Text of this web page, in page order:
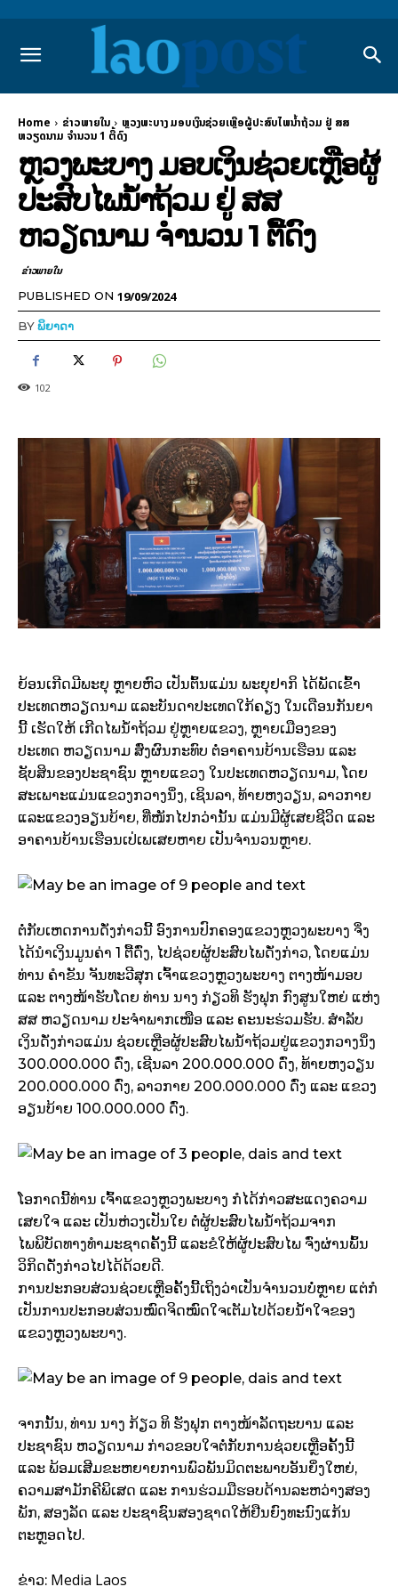
Home ຂ່າວພາຍ​ໃນ
ຫຼວງພະບາງ ມອບເງິນຊ່ວຍເຫຼືອຜູ້ປະສົບໄພນໍ້າຖ້ວມ ຢູ່ ສສ
ຫວຽດນາມ ຈຳນວນ 1 ຕື້ດົງ
ຫຼວງພະບາງ ມອບເງິນຊ່ວຍເຫຼືອຜູ້
ປະສົບໄພນໍ້າຖ້ວມ ຢູ່ ສສ
ຫວຽດນາມ ຈຳນວນ 1 ຕື້ດົງ
ຂ່າວພາຍ​ໃນ
PUBLISHED ON 19/09/2024
BYພິຍາດາ
102
ຍ້ອນເກີດມີພະຍຸ ຫຼາຍຫົວ ເປັນຕົ້ນແມ່ນ ພະຍຸຢາກິ ໄດ້ພັດເຂົ້າ
ປະເທດຫວຽດນາມ ແລະບັນດາປະເທດໃກ້ຄຽງ ໃນເດືອນກັນຍາ
ນີ້ ເຮັດໃຫ້ ເກີດໄພນໍ້າຖ້ວມ ຢູ່ຫຼາຍແຂວງ, ຫຼາຍເມືອງຂອງ
ປະເທດ ຫວຽດນາມ ສົ່ງຜົນກະທົບ ຕໍ່ອາຄານບ້ານເຮືອນ ແລະ
ຊັບສິນຂອງປະຊາຊົນ ຫຼາຍແຂວງ ໃນປະເທດຫວຽດນາມ, ໂດຍ
ສະເພາະແມ່ນແຂວງກວາງນິ່ງ, ເຊິນລາ, ທ້າຍຫງວຽນ, ລາວກາຍ
ແລະແຂວງອຽນບ້າຍ, ທີ່ໜັກໄປກວ່ານັ້ນ ແມ່ນມີຜູ້ເສຍຊີວິດ ແລະ
ອາຄານບ້ານເຮືອນເປ່ເພເສຍຫາຍ ເປັນຈໍານວນຫຼາຍ.
ຕໍ່ກັບເຫດການດັ່ງກ່າວນີ້ ອົງການປົກຄອງແຂວງຫຼວງພະບາງ ຈິ່ງ
ໄດ້ນໍາເງິນມູນຄ່າ 1 ຕື້ດົ່ງ, ໄປຊ່ວຍຜູ້ປະສົບໄພດັ່ງກ່າວ, ໂດຍແມ່ນ
ທ່ານ ຄໍາຂັນ ຈັນທະວີສຸກ ເຈົ້າແຂວງຫຼວງພະບາງ ຕາງໜ້າມອບ
ແລະ ຕາງໜ້າຮັບໂດຍ ທ່ານ ນາງ ກ່ຽວທິ ຮັງຟຸກ ກົງສູນໃຫຍ່ ແຫ່ງ
ສສ ຫວຽດນາມ ປະຈໍາພາກເໜືອ ແລະ ຄະນະຮ່ວມຮັບ.​ ສໍາລັບ
ເງິນດັ່ງກ່າວແມ່ນ ຊ່ວຍເຫຼືອຜູ້ປະສົບໄພນໍ້າຖ້ວມຢູ່ແຂວງກວາງນິ່ງ
300.000.000 ດົ່ງ, ເຊີນລາ 200.000.000 ດົ່ງ, ທ້າຍຫງວຽນ
200.000.000 ດົ່ງ, ລາວກາຍ 200.000.000 ດົ່ງ ແລະ ແຂວງ
ອຽນບ້າຍ 100.000.000 ດົ່ງ.
ໂອກາດນີ້ທ່ານ ເຈົ້າແຂວງຫຼວງພະບາງ ກໍໄດ້ກ່າວສະແດງຄວາມ
ເສຍໃຈ ແລະ ເປັນຫ່ວງເປັນໃຍ ຕໍ່ຜູ້ປະສົບໄພນໍ້າຖ້ວມຈາກ
ໄພພິບັດທາງທໍາມະຊາດຄັ້ງນີ້ ແລະຂໍໃຫ້ຜູ້ປະສົບໄພ ຈົ່ງຜ່ານພົ້ນ
ວິກິດດັ່ງກ່າວໄປໄດ້ດ້ວຍດີ.
ການປະກອບສ່ວນຊ່ວຍເຫຼືອຄັ້ງນີ້ເຖິງວ່າເປັນຈຳນວນບໍ່ຫຼາຍ ແຕ່ກໍ
ເປັນການປະກອບສ່ວນໝົດຈິດໝົດໃຈເຕັມໄປດ້ວຍນ້ຳໃຈຂອງ
ແຂວງຫຼວງພະບາງ.
ຈາກນັ້ນ, ທ່ານ ນາງ ກ້ຽວ ທິ ຮັງຟຸກ ຕາງໜ້າລັດຖະບານ ແລະ
ປະຊາຊົນ ຫວຽດນາມ ກ່າວຂອບໃຈຕໍ່ກັບການຊ່ວຍເຫຼືອຄັ້ງນີ້
ແລະ ພ້ອມເສີມຂະຫຍາຍການພົວພັນມິດຕະພາບອັນຍິ່ງໃຫຍ່,
ຄວາມສາມັກຄີພິເສດ ແລະ ການຮ່ວມມືຮອບດ້ານລະຫວ່າງສອງ
ພັກ, ສອງລັດ ແລະ ປະຊາຊົນສອງຊາດໃຫ້ຢືນຍົງທະນົງແກ້ນ
ຕະຫຼອດໄປ.
ຂ່າວ: Media Laos